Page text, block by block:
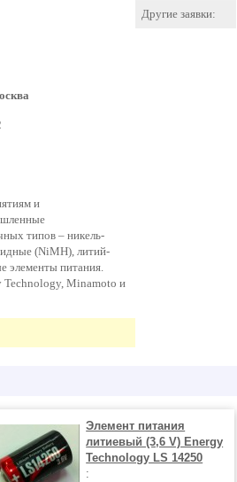
и
типов – никель-
(NiMH), литий-
элементы питания.
Technology, Minamoto и
Другие заявки:
Элемент питания
литиевый (3,6 V) Energy
Technology LS 14250
: